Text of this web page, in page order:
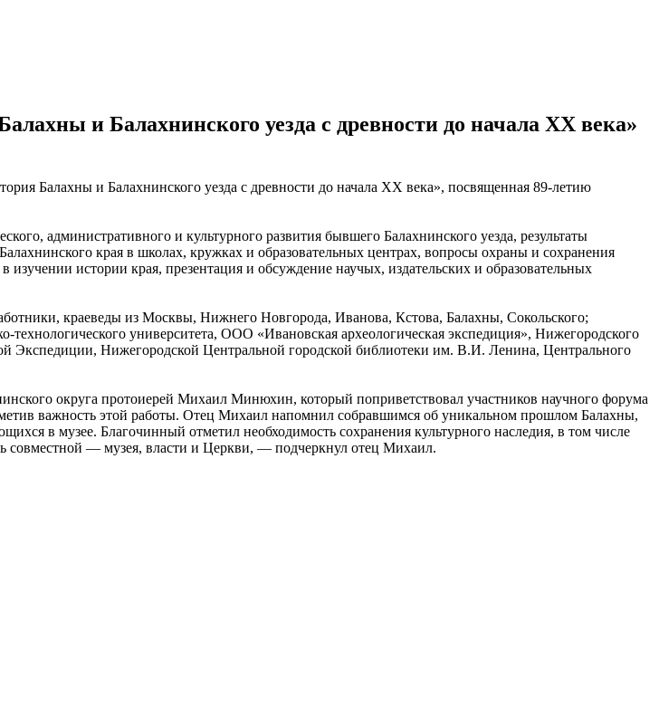
и Балахнинского уезда с древности до начала XX века»
Балахны и Балахнинского уезда с древности до начала XX века», посвященная 89-летию
административного и культурного развития бывшего Балахнинского уезда, результаты
края в школах, кружках и образовательных центрах, вопросы охраны и сохранения
истории края, презентация и обсуждение научых, издательских и образовательных
краеведы из Москвы, Нижнего Новгорода, Иванова, Кстова, Балахны, Сокольского;
технологического университета, ООО «Ивановская археологическая экспедиция», Нижегородского
Экспедиции, Нижегородской Центральной городской библиотеки им. В.И. Ленина, Центрального
округа протоиерей Михаил Минюхин, который поприветствовал участников научного форума
важность этой работы. Отец Михаил напомнил собравшимся об уникальном прошлом Балахны,
в музее. Благочинный отметил необходимость сохранения культурного наследия, в том числе
совместной — музея, власти и Церкви, — подчеркнул отец Михаил.